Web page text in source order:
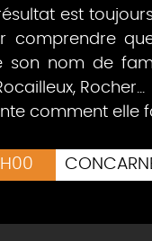
est
comprendre
son nom de
Rocher...
comment elle